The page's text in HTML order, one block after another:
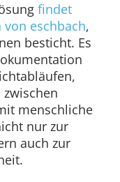
findet
eschbach,
besticht. Es
menschliche
nur zur
auch zur